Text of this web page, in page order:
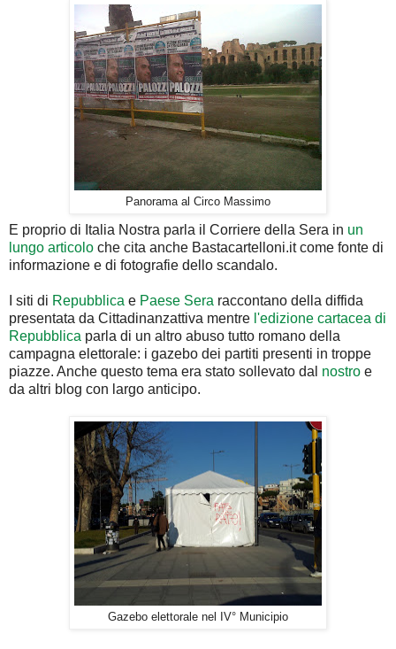
Panorama al Circo Massimo
E proprio di Italia Nostra parla il Corriere della Sera in un
lungo articolo che cita anche Bastacartelloni.it come fonte di
informazione e di fotografie dello scandalo.
I siti di Repubblica e Paese Sera raccontano della diffida
presentata da Cittadinanzattiva mentre l'edizione cartacea di
Repubblica parla di un altro abuso tutto romano della
campagna elettorale: i gazebo dei partiti presenti in troppe
piazze. Anche questo tema era stato sollevato dal nostro e
da altri blog con largo anticipo.
Gazebo elettorale nel IV° Municipio